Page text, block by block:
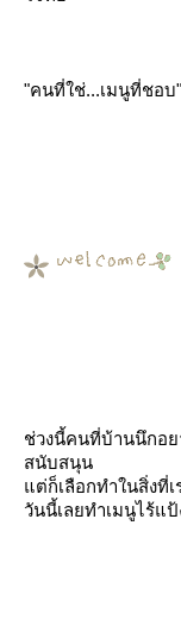
"คนที่ใช่...เมนูที่ชอบ"
ช่วงนี้คนที่บ้านนึกอย
สนับสนุน
ต่ก็เลือกทำในสิ่งที่
วันนี้เลยทำเมนูไร้แ